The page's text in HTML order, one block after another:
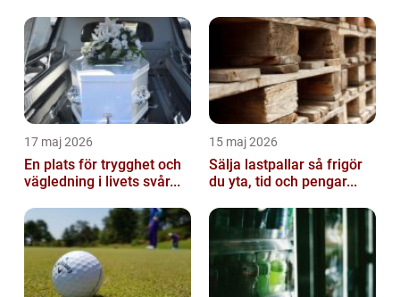
17 maj 2026
En plats för trygghet och
vägledning i livets svår...
15 maj 2026
Sälja lastpallar så frigör
du yta, tid och pengar...